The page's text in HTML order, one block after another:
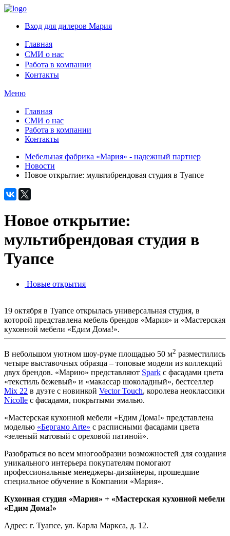
Вход для дилеров Мария
Главная
СМИ о нас
Работа в компании
Контакты
Меню
Главная
СМИ о нас
Работа в компании
Контакты
Мебельная фабрика «Мария» - надежный партнер
Новости
Новое открытие: мультибрендовая студия в Туапсе
Новое открытие:
мультибрендовая студия в
Туапсе
Новые открытия
19 октября в Туапсе открылась универсальная студия, в
которой представлена мебель брендов «Мария» и «Мастерская
кухонной мебели «Едим Дома!».
В небольшом уютном шоу-руме площадью 50 м2 разместились
четыре выставочных образца – топовые модели из коллекций
двух брендов. «Марию» представляют Spark с фасадами цвета
«текстиль бежевый» и «макассар шоколадный», бестселлер
Mix 22 в дуэте с новинкой Vector Touch, королева неоклассики
Nicolle с фасадами, покрытыми эмалью.
«Мастерская кухонной мебели «Едим Дома!» представлена
моделью «Бергамо Arte» с расписными фасадами цвета
«зеленый матовый с ореховой патиной».
Разобраться во всем многообразии возможностей для создания
уникального интерьера покупателям помогают
профессиональные менеджеры-дизайнеры, прошедшие
специальное обучение в Компании «Мария».
Кухонная студия «Мария» + «Мастерская кухонной мебели
«Едим Дома!»
Адрес: г. Туапсе, ул. Карла Маркса, д. 12.